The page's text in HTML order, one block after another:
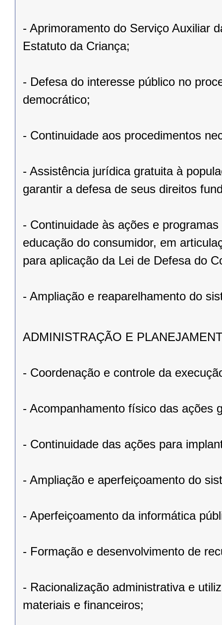
- Aprimoramento do Serviço Auxiliar
Estatuto da Criança;
- Defesa do interesse público no
democrático;
- Continuidade aos procedimentos
- Assistência jurídica gratuita à
garantir a defesa de seus direitos
- Continuidade às ações e
educação do consumidor, em
para aplicação da Lei de Defesa do
- Ampliação e reaparelhamento do
ADMINISTRAÇÃO E
- Coordenação e controle da
- Acompanhamento físico das ações
- Continuidade das ações para
- Ampliação e aperfeiçoamento do
- Aperfeiçoamento da informática
- Formação e desenvolvimento de
- Racionalização administrativa e
materiais e financeiros;